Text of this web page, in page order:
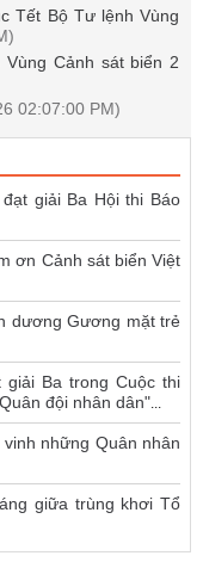
Tết Bộ Tư lệnh Vùng
Cảnh sát biển 2
02:07:00 PM)
giải Ba Hội thi Báo
ơn Cảnh sát biển Việt
dương Gương mặt trẻ
Ba trong Cuộc thi
đội nhân dân"
những Quân nhân
giữa trùng khơi Tổ